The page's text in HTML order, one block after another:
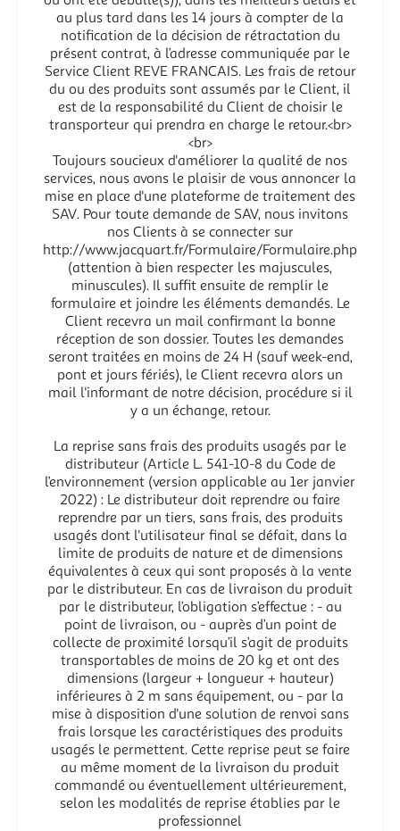
au plus tard dans les 14 jours à compter de la
notification de la décision de rétractation du
présent contrat, à l’adresse communiquée par le
Service Client REVE FRANCAIS. Les frais de retour
du ou des produits sont assumés par le Client, il
est de la responsabilité du Client de choisir le
transporteur qui prendra en charge le retour.<br>
<br>
Toujours soucieux d'améliorer la qualité de nos
services, nous avons le plaisir de vous annoncer la
mise en place d'une plateforme de traitement des
SAV. Pour toute demande de SAV, nous invitons
nos Clients à se connecter sur
http://www.jacquart.fr/Formulaire/Formulaire.php
(attention à bien respecter les majuscules,
minuscules). Il suffit ensuite de remplir le
formulaire et joindre les éléments demandés. Le
Client recevra un mail confirmant la bonne
réception de son dossier. Toutes les demandes
seront traitées en moins de 24 H (sauf week-end,
pont et jours fériés), le Client recevra alors un
mail l'informant de notre décision, procédure si il
y a un échange, retour.
La reprise sans frais des produits usagés par le
distributeur (Article L. 541-10-8 du Code de
l’environnement (version applicable au 1er janvier
2022) : Le distributeur doit reprendre ou faire
reprendre par un tiers, sans frais, des produits
usagés dont l'utilisateur final se défait, dans la
limite de produits de nature et de dimensions
équivalentes à ceux qui sont proposés à la vente
par le distributeur. En cas de livraison du produit
par le distributeur, l’obligation s’effectue : - au
point de livraison, ou - auprès d’un point de
collecte de proximité lorsqu’il s’agit de produits
transportables de moins de 20 kg et ont des
dimensions (largeur + longueur + hauteur)
inférieures à 2 m sans équipement, ou - par la
mise à disposition d'une solution de renvoi sans
frais lorsque les caractéristiques des produits
usagés le permettent. Cette reprise peut se faire
au même moment de la livraison du produit
commandé ou éventuellement ultérieurement,
selon les modalités de reprise établies par le
professionnel